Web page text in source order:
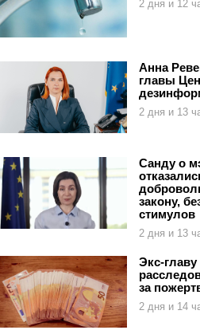
2 дня и 12
Анна
главы
2 дня и 13
Санду о
закону,
стимулов
2 дня и 13
Экс-главу
за
2 дня и 14